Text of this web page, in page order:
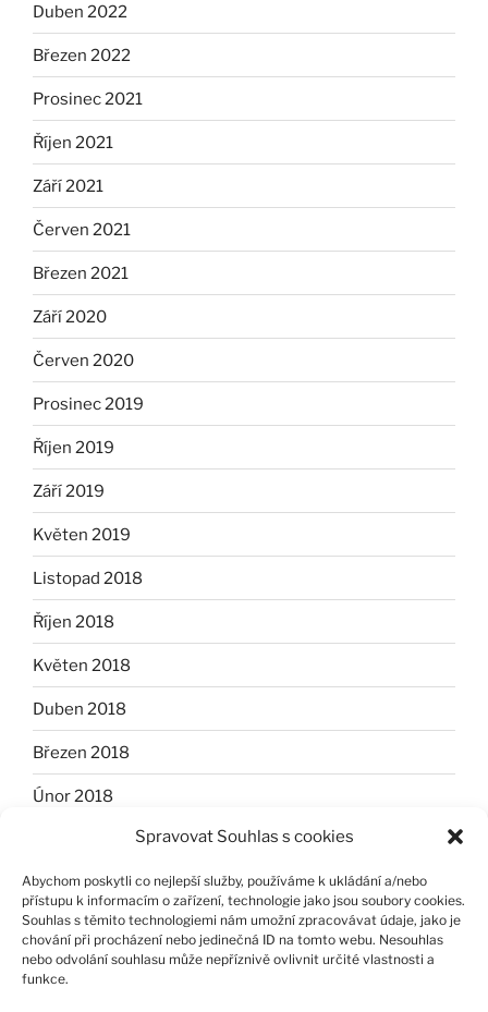
Spravovat Souhlas s cookies
Abychom poskytli co nejlepší služby, používáme k ukládání a/nebo
přístupu k informacím o zařízení, technologie jako jsou soubory cookies.
Souhlas s těmito technologiemi nám umožní zpracovávat údaje, jako je
chování při procházení nebo jedinečná ID na tomto webu. Nesouhlas
nebo odvolání souhlasu může nepříznivě ovlivnit určité vlastnosti a
funkce.
Duben 2022
Březen 2022
Prosinec 2021
Říjen 2021
Září 2021
Červen 2021
Březen 2021
Září 2020
Červen 2020
Prosinec 2019
Říjen 2019
Září 2019
Květen 2019
Listopad 2018
Říjen 2018
Květen 2018
Duben 2018
Březen 2018
Únor 2018
Listopad 2017
Říjen 2017
Červen 2017